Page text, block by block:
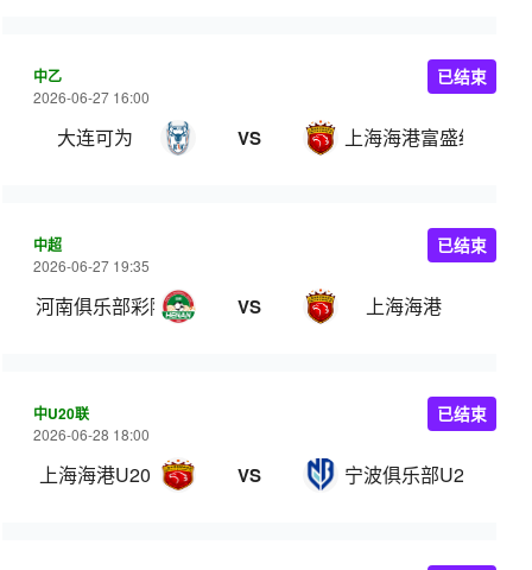
中乙
2026-06-27 16:00
大连可为 VS 上海海港富盛经开
已结束
中超
2026-06-27 19:35
河南俱乐部彩陶坊 VS 上海海港
已结束
中U20联
2026-06-28 18:00
上海海港U20 VS 宁波俱乐部U20
已结束